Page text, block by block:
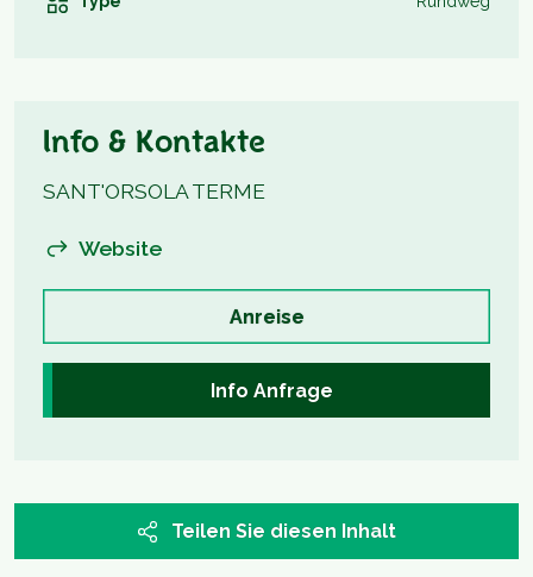
Info & Kontakte
SANT'ORSOLA TERME
Website
Anreise
Info Anfrage
Teilen Sie diesen Inhalt